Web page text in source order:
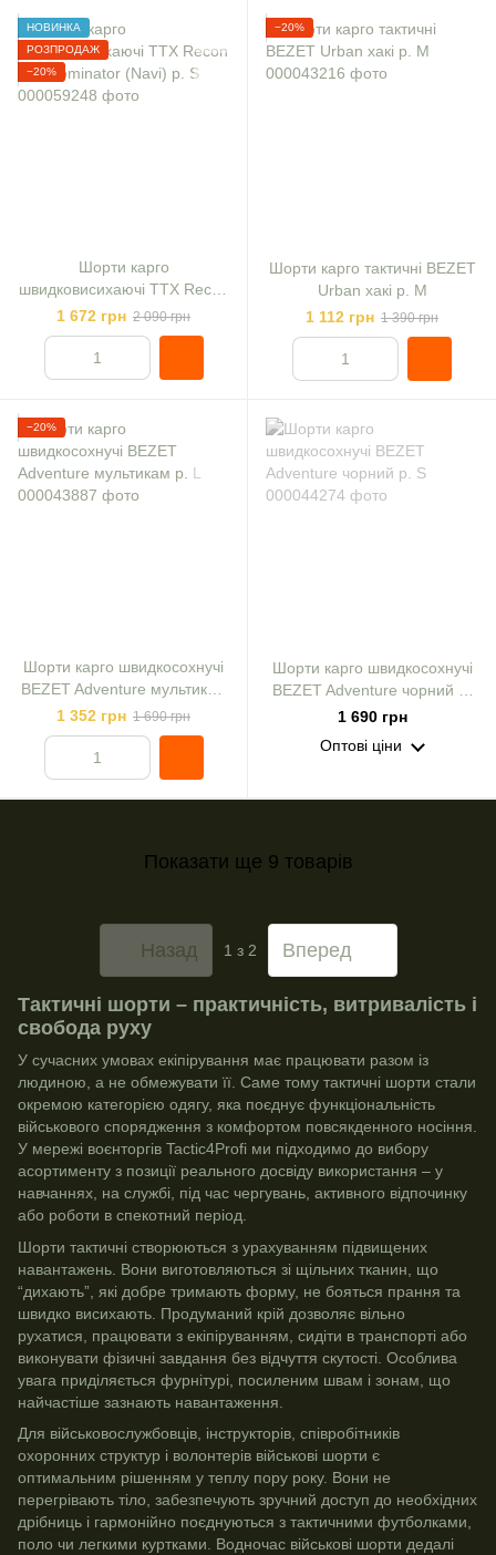
НОВИНКА
РОЗПРОДАЖ
−20%
Шорти карго
швидковисихаючі TTX Recon
Lite Dominator (Navi) р. S
1 672 грн 2 090 грн
−20%
Шорти карго тактичні BEZET
Urban хакі р. M
1 112 грн 1 390 грн
−20%
Шорти карго швидкосохнучі
BEZET Adventure мультикам
р. L
1 352 грн 1 690 грн
Шорти карго швидкосохнучі
BEZET Adventure чорний р.
S
1 690 грн
Оптові ціни
Показати ще 9 товарів
Назад 1 з 2 Вперед
Тактичні шорти – практичність, витривалість і
свобода руху
У сучасних умовах екіпірування має працювати разом із
людиною, а не обмежувати її. Саме тому тактичні шорти стали
окремою категорією одягу, яка поєднує функціональність
військового спорядження з комфортом повсякденного носіння.
У мережі воєнторгів Tactic4Profi ми підходимо до вибору
асортименту з позиції реального досвіду використання – у
навчаннях, на службі, під час чергувань, активного відпочинку
або роботи в спекотний період.
Шорти тактичні створюються з урахуванням підвищених
навантажень. Вони виготовляються зі щільних тканин, що
“дихають”, які добре тримають форму, не бояться прання та
швидко висихають. Продуманий крій дозволяє вільно
рухатися, працювати з екіпіруванням, сидіти в транспорті або
виконувати фізичні завдання без відчуття скутості. Особлива
увага приділяється фурнітурі, посиленим швам і зонам, що
найчастіше зазнають навантаження.
Для військовослужбовців, інструкторів, співробітників
охоронних структур і волонтерів військові шорти є
оптимальним рішенням у теплу пору року. Вони не
перегрівають тіло, забезпечують зручний доступ до необхідних
дрібниць і гармонійно поєднуються з тактичними футболками,
поло чи легкими куртками. Водночас військові шорти дедалі